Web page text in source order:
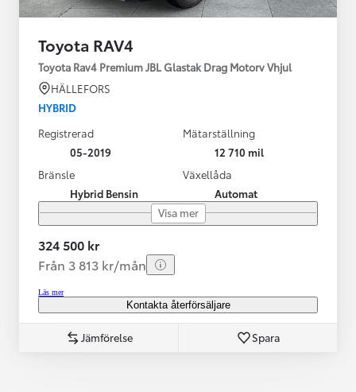
Toyota RAV4
Toyota Rav4 Premium JBL Glastak Drag Motorv Vhjul
HÄLLEFORS
HYBRID
Registrerad
05-2019
Mätarställning
12 710 mil
Bränsle
Hybrid Bensin
Växellåda
Automat
Visa mer
324 500 kr
Från 3 813 kr/mån
Läs mer
Kontakta återförsäljare
Jämförelse Spara